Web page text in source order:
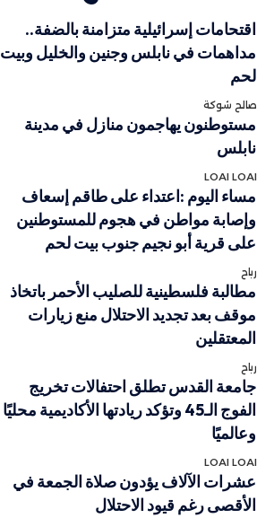
اقتحامات إسرائيلية متزامنة بالضفة..
مداهمات في نابلس وجنين والخليل وبيت
لحم
صالح شوكة
مستوطنون يهاجمون منازل في مدينة
نابلس
LOAI LOAI
مساء اليوم :اعتداء على طاقم إسعاف
وإصابة مواطن في هجوم للمستوطنين
على قرية أبو نجيم جنوب بيت لحم
رباح
مطالبة فلسطينية للصليب الأحمر باتخاذ
موقف بعد تجديد الاحتلال منع زيارات
المعتقلين
رباح
جامعة القدس تطلق احتفالات تخريج
الفوج الـ45 وتؤكد ريادتها الأكاديمية محليًا
وعالميًا
LOAI LOAI
عشرات الآلاف يؤدون صلاة الجمعة في
الأقصى رغم قيود الاحتلال